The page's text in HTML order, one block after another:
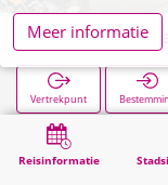
Reisinformatie
Abzw.
Vertrekpunt
Zoekopracht Abzw.
Meer informatie